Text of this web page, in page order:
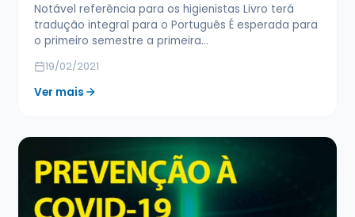
Notável referência para os higienistas Livro terá
tradução integral para o Português É esperada para
o primeiro semestre a primeira…
19/02/2021
Ver mais